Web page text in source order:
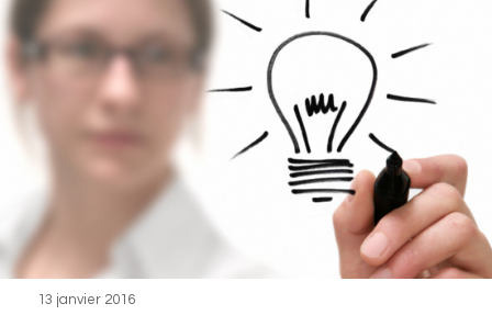
13 janvier 2016